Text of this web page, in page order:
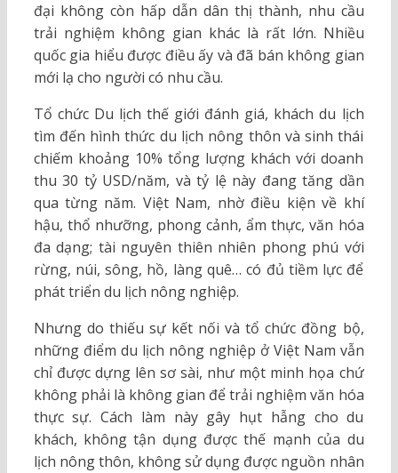
đại không còn hấp dẫn dân thị thành, nhu cầu
trải nghiệm không gian khác là rất lớn. Nhiều
quốc gia hiểu được điều ấy và đã bán không gian
mới lạ cho người có nhu cầu.
Tổ chức Du lịch thế giới đánh giá, khách du lịch
tìm đến hình thức du lịch nông thôn và sinh thái
chiếm khoảng 10% tổng lượng khách với doanh
thu 30 tỷ USD/năm, và tỷ lệ này đang tăng dần
qua từng năm. Việt Nam, nhờ điều kiện về khí
hậu, thổ nhưỡng, phong cảnh, ẩm thực, văn hóa
đa dạng; tài nguyên thiên nhiên phong phú với
rừng, núi, sông, hồ, làng quê… có đủ tiềm lực để
phát triển du lịch nông nghiệp.
Nhưng do thiếu sự kết nối và tổ chức đồng bộ,
những điểm du lịch nông nghiệp ở Việt Nam vẫn
chỉ được dựng lên sơ sài, như một minh họa chứ
không phải là không gian để trải nghiệm văn hóa
thực sự. Cách làm này gây hụt hẫng cho du
khách, không tận dụng được thế mạnh của du
lịch nông thôn, không sử dụng được nguồn nhân